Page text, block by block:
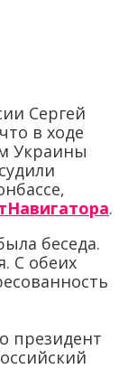
Сергей
в ходе
Украины
.
беседа.
С обеих
президент